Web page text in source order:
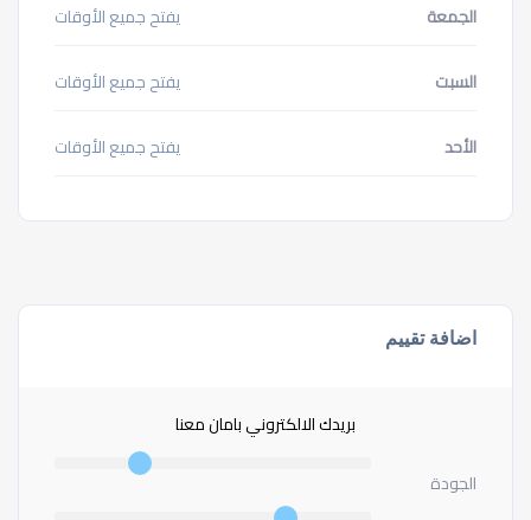
الجمعة يفتح جميع الأوقات
السبت يفتح جميع الأوقات
الأحد يفتح جميع الأوقات
اضافة تقييم
بريدك الالكتروني بامان معنا
الجودة